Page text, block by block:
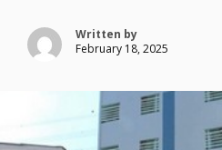
Written by
February 18, 2025